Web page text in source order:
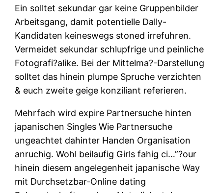
Ein solltet sekundar gar keine Gruppenbilder
Arbeitsgang, damit potentielle Dally-
Kandidaten keineswegs stoned irrefuhren.
Vermeidet sekundar schlupfrige und peinliche
Fotografi?a­like. Bei der Mittelma?-Darstellung
solltet das hinein plumpe Spruche verzichten
& euch zweite geige konziliant referieren.
Mehrfach wird expire Partnersuche hinten
japanischen Singles Wie Partnersuche
ungeachtet dahinter Handen Organisation
anruchig. Wohl beilaufig Girls fahig ci…”?our
hinein diesem angelegenheit japanische Way
mit Durchsetzbar-Online dating